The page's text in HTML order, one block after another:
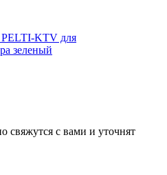
KTV для
зеленый
свяжутся с вами и уточнят